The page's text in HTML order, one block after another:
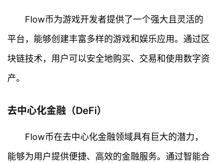
首
情
Flow币为游戏开发者提供了一个强大且灵活的
平台，能够创建丰富多样的游戏和娱乐应用。通过区
块链技术，用户可以安全地购买、交易和使用数字资
产。
去中心化金融（DeFi）
Flow币在去中心化金融领域具有巨大的潜力，
能够为用户提供便捷、高效的金融服务。通过智能合